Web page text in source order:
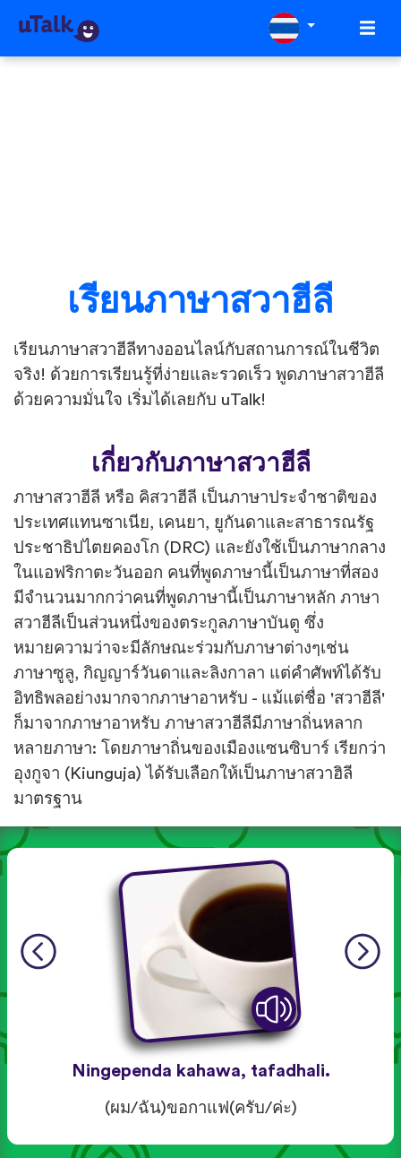
เรียนภาษาสวาฮีลี
เรียนภาษาสวาฮีลีทางออนไลน์กับสถานการณ์ในชีวิต
จริง! ด้วยการเรียนรู้ที่ง่ายและรวดเร็ว พูดภาษาสวาฮีลี
ด้วยความมั่นใจ เริ่มได้เลยกับ uTalk!
เกี่ยวกับภาษาสวาฮีลี
ภาษาสวาฮีลี หรือ คิสวาฮีลี เป็นภาษาประจำชาติของ
ประเทศแทนซาเนีย, เคนยา, ยูกันดาและสาธารณรัฐ
ประชาธิปไตยคองโก (DRC) และยังใช้เป็นภาษากลาง
ในแอฟริกาตะวันออก คนที่พูดภาษานี้เป็นภาษาที่สอง
มีจำนวนมากกว่าคนที่พูดภาษานี้เป็นภาษาหลัก ภาษา
สวาฮีลีเป็นส่วนหนึ่งของตระกูลภาษาบันตู ซึ่ง
หมายความว่าจะมีลักษณะร่วมกับภาษาต่างๆเช่น
ภาษาซูลู, กิญญาร์วันดาและลิงกาลา แต่คำศัพท์ได้รับ
อิทธิพลอย่างมากจากภาษาอาหรับ - แม้แต่ชื่อ 'สวาฮีลี'
ก็มาจากภาษาอาหรับ ภาษาสวาฮีลีมีภาษาถิ่นหลาก
หลายภาษา: โดยภาษาถิ่นของเมืองแซนซิบาร์ เรียกว่า
อุงกูจา (Kiunguja) ได้รับเลือกให้เป็นภาษาสวาฮิลี
มาตรฐาน
Ningependa kahawa, tafadhali.
(ผม/ฉัน)ขอกาแฟ(ครับ/ค่ะ)